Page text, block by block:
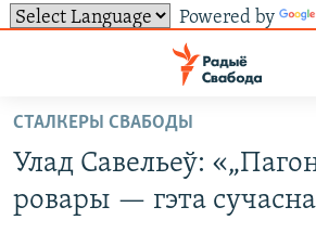
Powered by
ўнівэрсальнага
доступу
Перайсьці
да
галоўнага
ТОЛЬКІ НА СВАБОДЗЕ
СУВЯЗЬ
СТАЛКЕРЫ СВАБОДЫ
Улад Савельеў:
ровары — гэта